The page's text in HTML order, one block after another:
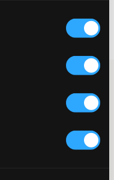
und
Gute Regenkleidung ist
Schnee und Wind. 1947